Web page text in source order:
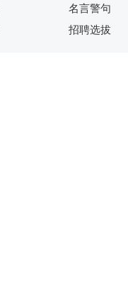
名言警句
招聘选拔